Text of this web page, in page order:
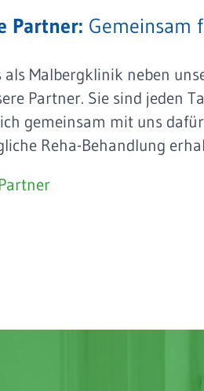
Partner: Gemeinsam
als Malbergklinik neben
Partner. Sie sind jeden
gemeinsam mit uns
Reha-Behandlung